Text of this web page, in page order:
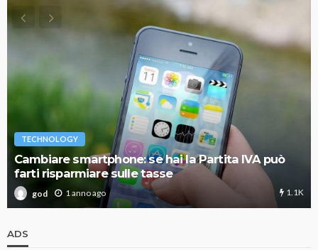
TECHNOLOGY
Cambiare smartphone: se hai la Partita IVA può
farti risparmiare sulle tasse
god 1 anno ago 1.1K
ADS